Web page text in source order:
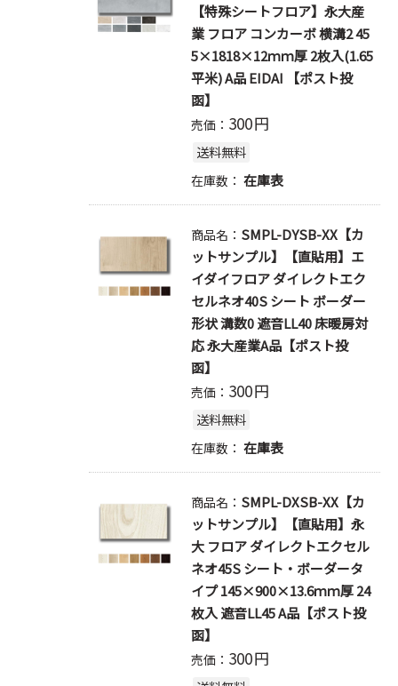
【特殊シートフロア】永大産
業 フロア コンカーボ 横溝2 45
5×1818×12ｍｍ厚 2枚入(1.65
平米) A品 EIDAI 【ポスト投
函】
売価： 300円
送料無料
在庫数： 在庫表
商品名： SMPL-DYSB-XX【カ
ットサンプル】【直貼用】エ
イダイフロア ダイレクトエク
セルネオ40S シート ボーダー
形状 溝数0 遮音LL40 床暖房対
応 永大産業A品【ポスト投
函】
売価： 300円
送料無料
在庫数： 在庫表
商品名： SMPL-DXSB-XX【カ
ットサンプル】【直貼用】永
大 フロア ダイレクトエクセル
ネオ45S シート・ボーダータ
イプ 145×900×13.6ｍｍ厚 24
枚入 遮音LL45 A品【ポスト投
函】
売価： 300円